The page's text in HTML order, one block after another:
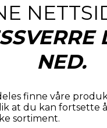
NED.
finne våre
at du kan fortsette
sortiment.